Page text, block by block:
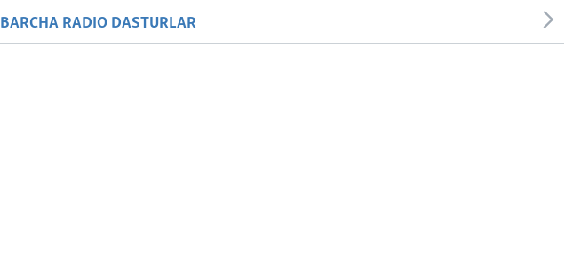
BARCHA RADIO DASTURLAR